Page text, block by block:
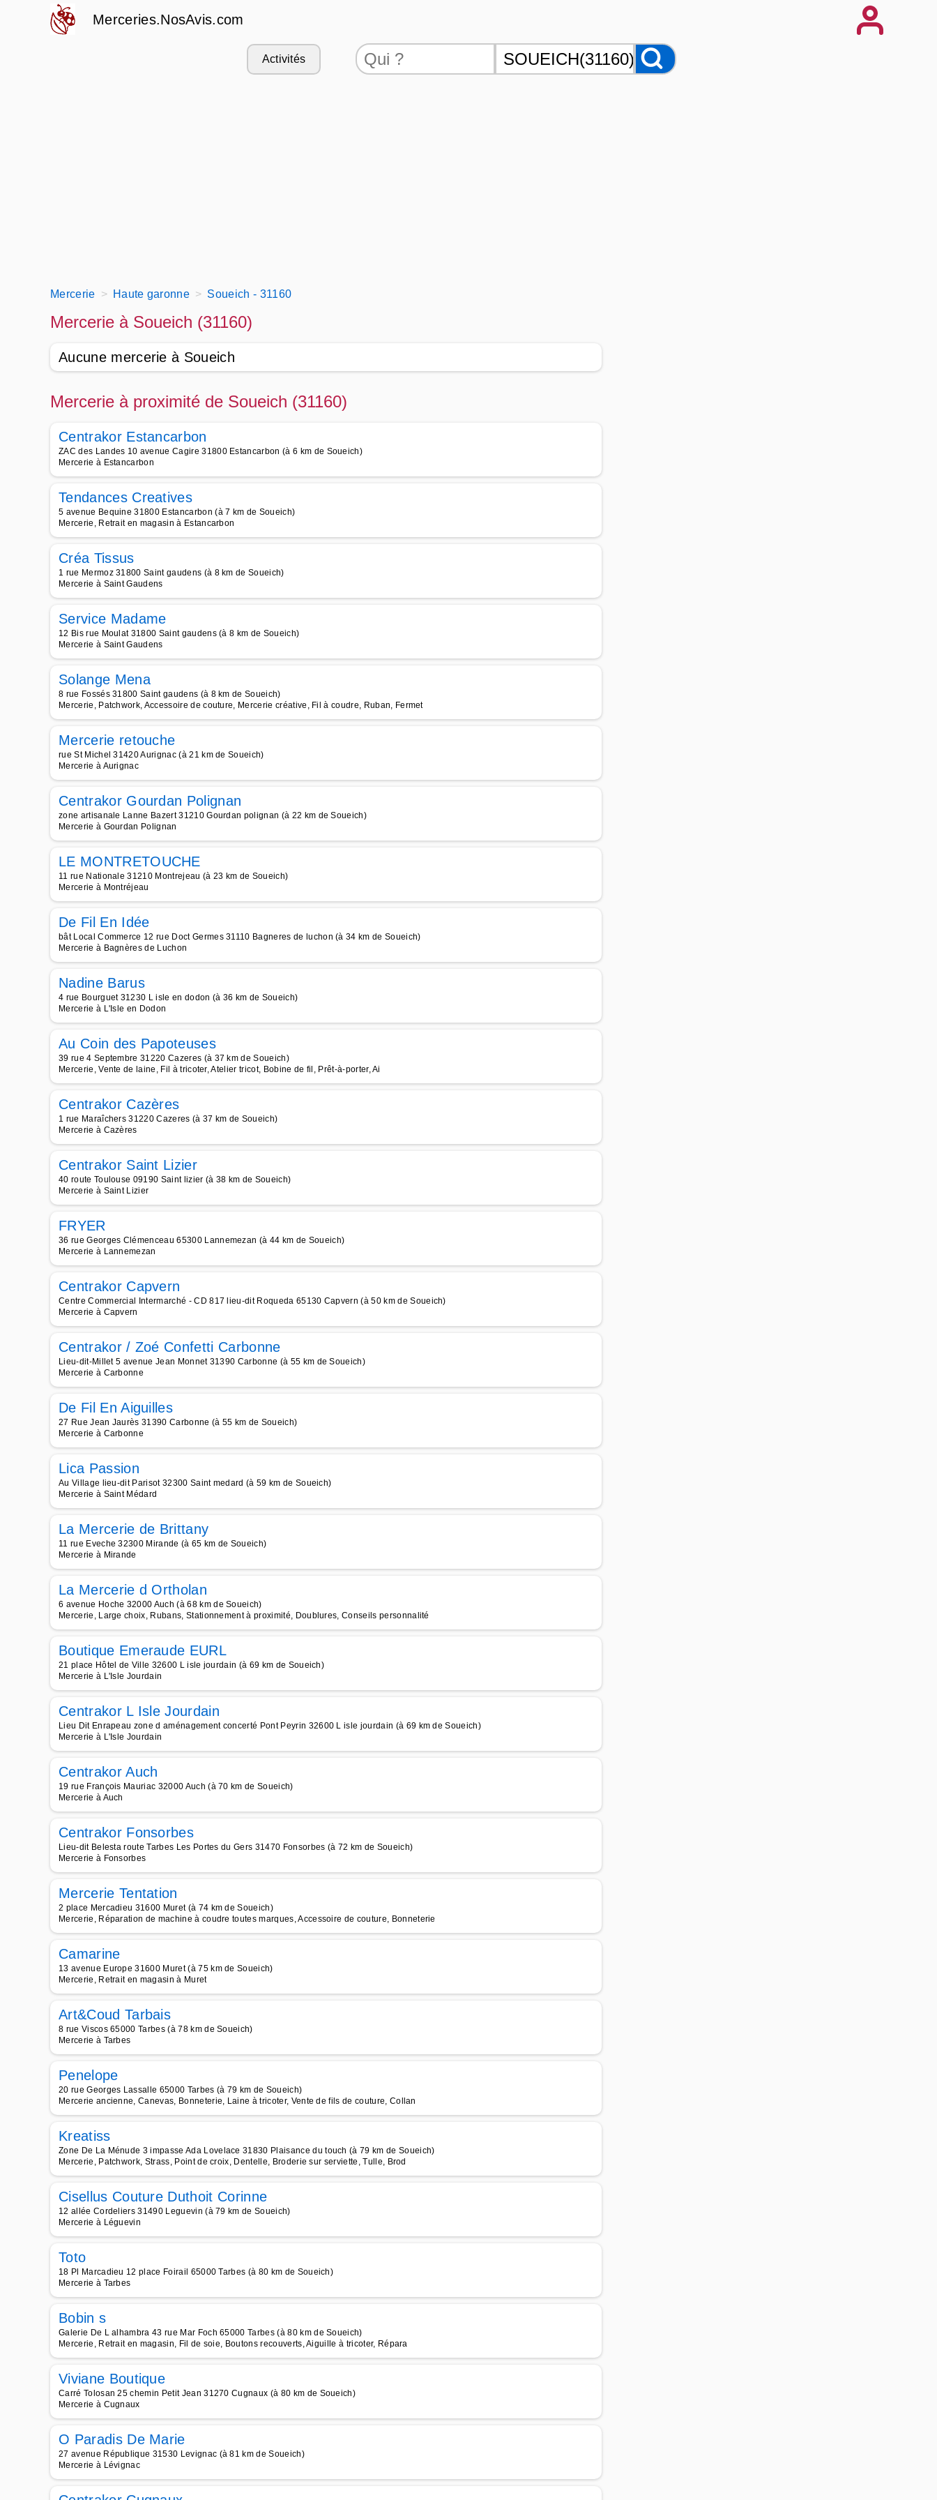
Merceries.NosAvis.com
Activités
Mercerie Haute garonne Soueich - 31160
Mercerie à Soueich (31160)
Aucune mercerie à Soueich
Mercerie à proximité de Soueich (31160)
Centrakor Estancarbon
ZAC des Landes 10 avenue Cagire 31800 Estancarbon (à 6 km de Soueich)
Mercerie à Estancarbon
Tendances Creatives
5 avenue Bequine 31800 Estancarbon (à 7 km de Soueich)
Mercerie, Retrait en magasin à Estancarbon
Créa Tissus
1 rue Mermoz 31800 Saint gaudens (à 8 km de Soueich)
Mercerie à Saint Gaudens
Service Madame
12 Bis rue Moulat 31800 Saint gaudens (à 8 km de Soueich)
Mercerie à Saint Gaudens
Solange Mena
8 rue Fossés 31800 Saint gaudens (à 8 km de Soueich)
Mercerie, Patchwork, Accessoire de couture, Mercerie créative, Fil à coudre, Ruban, Fermet
Mercerie retouche
rue St Michel 31420 Aurignac (à 21 km de Soueich)
Mercerie à Aurignac
Centrakor Gourdan Polignan
zone artisanale Lanne Bazert 31210 Gourdan polignan (à 22 km de Soueich)
Mercerie à Gourdan Polignan
LE MONTRETOUCHE
11 rue Nationale 31210 Montrejeau (à 23 km de Soueich)
Mercerie à Montréjeau
De Fil En Idée
bât Local Commerce 12 rue Doct Germes 31110 Bagneres de luchon (à 34 km de Soueich)
Mercerie à Bagnères de Luchon
Nadine Barus
4 rue Bourguet 31230 L isle en dodon (à 36 km de Soueich)
Mercerie à L'Isle en Dodon
Au Coin des Papoteuses
39 rue 4 Septembre 31220 Cazeres (à 37 km de Soueich)
Mercerie, Vente de laine, Fil à tricoter, Atelier tricot, Bobine de fil, Prêt-à-porter, Ai
Centrakor Cazères
1 rue Maraîchers 31220 Cazeres (à 37 km de Soueich)
Mercerie à Cazères
Centrakor Saint Lizier
40 route Toulouse 09190 Saint lizier (à 38 km de Soueich)
Mercerie à Saint Lizier
FRYER
36 rue Georges Clémenceau 65300 Lannemezan (à 44 km de Soueich)
Mercerie à Lannemezan
Centrakor Capvern
Centre Commercial Intermarché - CD 817 lieu-dit Roqueda 65130 Capvern (à 50 km de Soueich)
Mercerie à Capvern
Centrakor / Zoé Confetti Carbonne
Lieu-dit-Millet 5 avenue Jean Monnet 31390 Carbonne (à 55 km de Soueich)
Mercerie à Carbonne
De Fil En Aiguilles
27 Rue Jean Jaurès 31390 Carbonne (à 55 km de Soueich)
Mercerie à Carbonne
Lica Passion
Au Village lieu-dit Parisot 32300 Saint medard (à 59 km de Soueich)
Mercerie à Saint Médard
La Mercerie de Brittany
11 rue Eveche 32300 Mirande (à 65 km de Soueich)
Mercerie à Mirande
La Mercerie d Ortholan
6 avenue Hoche 32000 Auch (à 68 km de Soueich)
Mercerie, Large choix, Rubans, Stationnement à proximité, Doublures, Conseils personnalité
Boutique Emeraude EURL
21 place Hôtel de Ville 32600 L isle jourdain (à 69 km de Soueich)
Mercerie à L'Isle Jourdain
Centrakor L Isle Jourdain
Lieu Dit Enrapeau zone d aménagement concerté Pont Peyrin 32600 L isle jourdain (à 69 km de Soueich)
Mercerie à L'Isle Jourdain
Centrakor Auch
19 rue François Mauriac 32000 Auch (à 70 km de Soueich)
Mercerie à Auch
Centrakor Fonsorbes
Lieu-dit Belesta route Tarbes Les Portes du Gers 31470 Fonsorbes (à 72 km de Soueich)
Mercerie à Fonsorbes
Mercerie Tentation
2 place Mercadieu 31600 Muret (à 74 km de Soueich)
Mercerie, Réparation de machine à coudre toutes marques, Accessoire de couture, Bonneterie
Camarine
13 avenue Europe 31600 Muret (à 75 km de Soueich)
Mercerie, Retrait en magasin à Muret
Art&Coud Tarbais
8 rue Viscos 65000 Tarbes (à 78 km de Soueich)
Mercerie à Tarbes
Penelope
20 rue Georges Lassalle 65000 Tarbes (à 79 km de Soueich)
Mercerie ancienne, Canevas, Bonneterie, Laine à tricoter, Vente de fils de couture, Collan
Kreatiss
Zone De La Ménude 3 impasse Ada Lovelace 31830 Plaisance du touch (à 79 km de Soueich)
Mercerie, Patchwork, Strass, Point de croix, Dentelle, Broderie sur serviette, Tulle, Brod
Cisellus Couture Duthoit Corinne
12 allée Cordeliers 31490 Leguevin (à 79 km de Soueich)
Mercerie à Léguevin
Toto
18 Pl Marcadieu 12 place Foirail 65000 Tarbes (à 80 km de Soueich)
Mercerie à Tarbes
Bobin s
Galerie De L alhambra 43 rue Mar Foch 65000 Tarbes (à 80 km de Soueich)
Mercerie, Retrait en magasin, Fil de soie, Boutons recouverts, Aiguille à tricoter, Répara
Viviane Boutique
Carré Tolosan 25 chemin Petit Jean 31270 Cugnaux (à 80 km de Soueich)
Mercerie à Cugnaux
O Paradis De Marie
27 avenue République 31530 Levignac (à 81 km de Soueich)
Mercerie à Lévignac